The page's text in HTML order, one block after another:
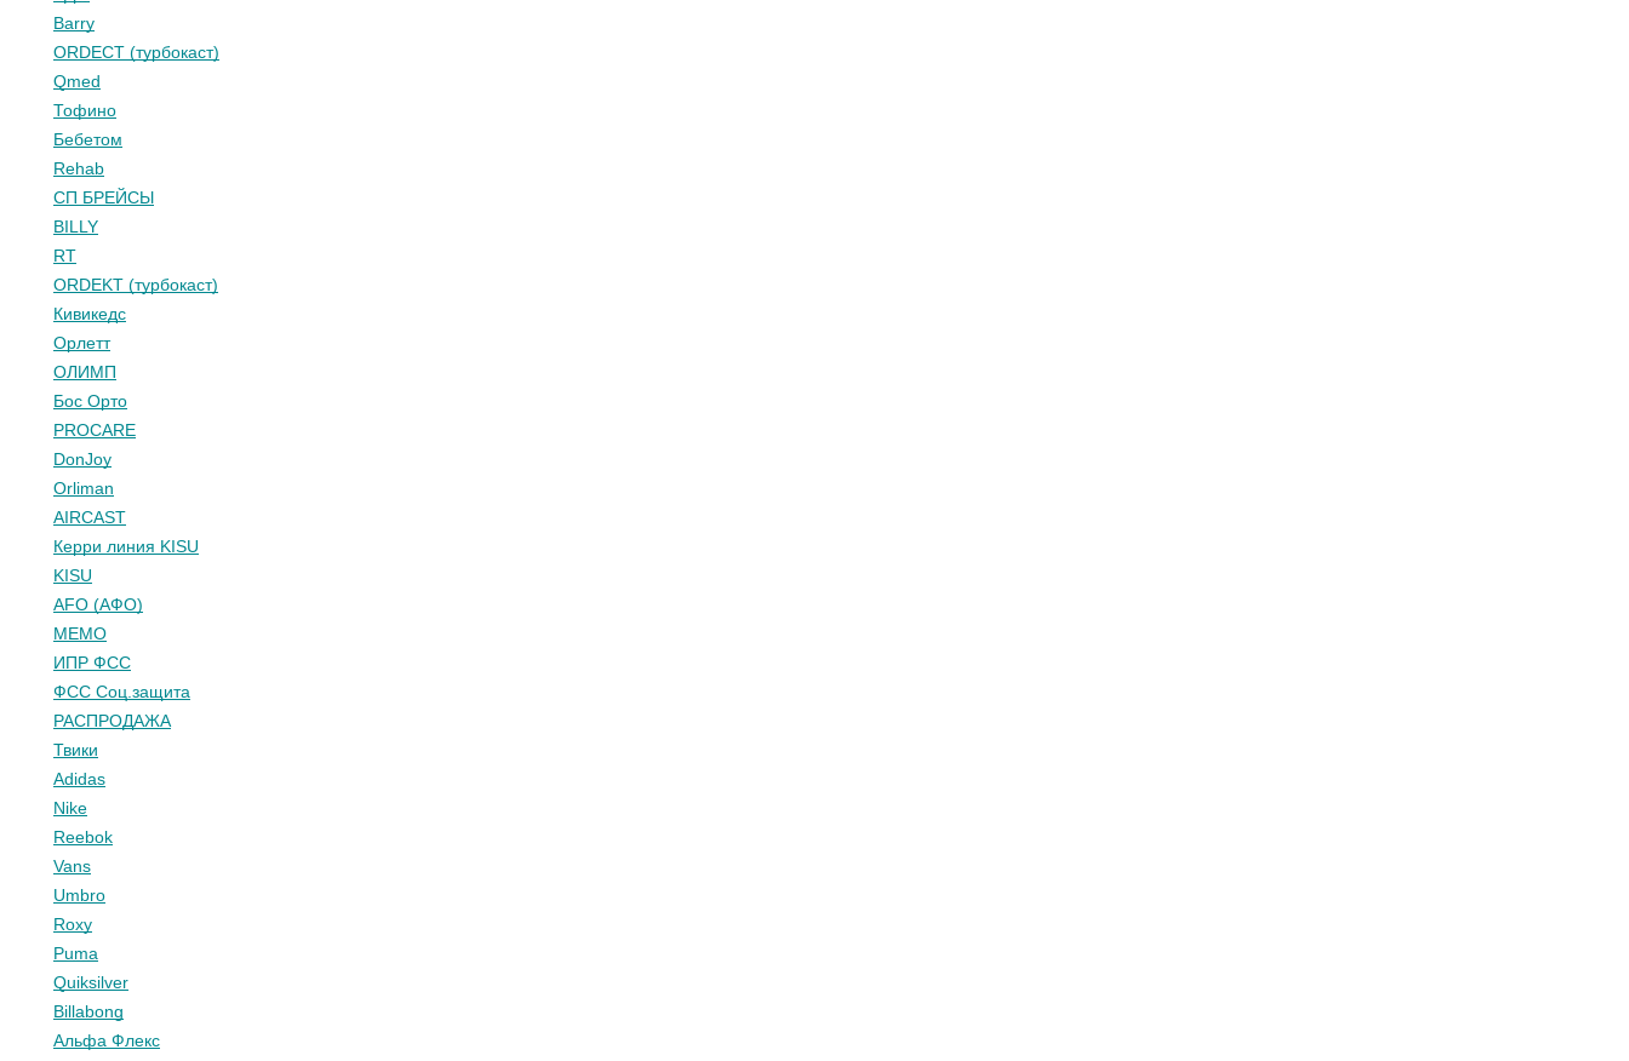
Barry
ORDECT (турбокаст)
Qmed
Тофино
Бебетом
Rehab
СП БРЕЙСЫ
BILLY
RT
ORDEKT (турбокаст)
Кивикедс
Орлетт
ОЛИМП
Бос Орто
PROCARE
DonJoy
Orliman
AIRCAST
Керри линия KISU
KISU
AFO (АФО)
МЕМО
ИПР ФСС
ФСС Соц.защита
РАСПРОДАЖА
Твики
Adidas
Nike
Reebok
Vans
Umbro
Roxy
Puma
Quiksilver
Billabong
Альфа Флекс